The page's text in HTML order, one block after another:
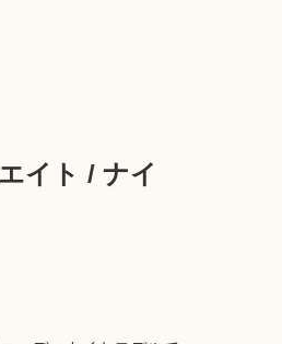
イト / ナイ